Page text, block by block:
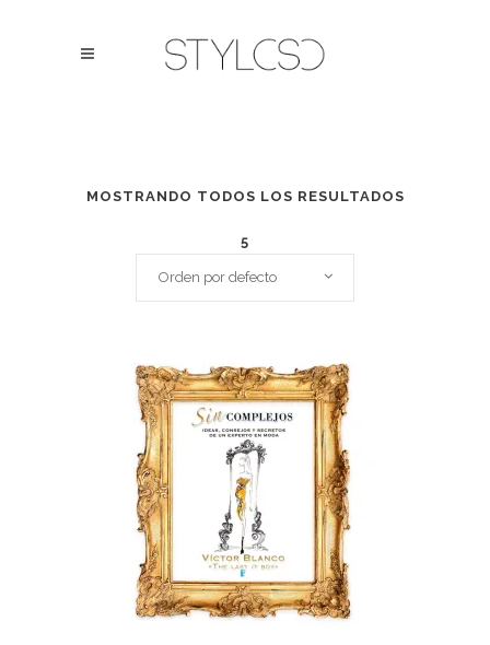
MOSTRANDO TODOS LOS RESULTADOS
5
Orden por defecto